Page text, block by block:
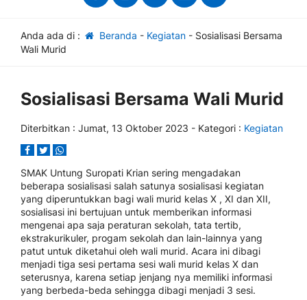
Anda ada di : Beranda - Kegiatan- Sosialisasi Bersama
Wali Murid
Sosialisasi Bersama Wali Murid
Diterbitkan : Jumat, 13 Oktober 2023 - Kategori : Kegiatan
SMAK Untung Suropati Krian sering mengadakan
beberapa sosialisasi salah satunya sosialisasi kegiatan
yang diperuntukkan bagi wali murid kelas X , XI dan XII,
sosialisasi ini bertujuan untuk memberikan informasi
mengenai apa saja peraturan sekolah, tata tertib,
ekstrakurikuler, progam sekolah dan lain-lainnya yang
patut untuk diketahui oleh wali murid. Acara ini dibagi
menjadi tiga sesi pertama sesi wali murid kelas X dan
seterusnya, karena setiap jenjang nya memiliki informasi
yang berbeda-beda sehingga dibagi menjadi 3 sesi.